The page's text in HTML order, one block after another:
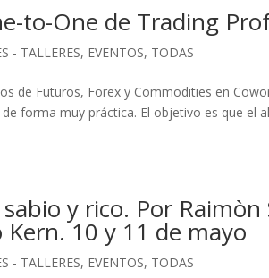
to-One de Trading
- TALLERES, EVENTOS, TODAS
de Futuros, Forex y Commodities en
forma muy práctica. El objetivo es que el
y rico. Por Raimòn
10 y 11 de mayo
- TALLERES, EVENTOS, TODAS